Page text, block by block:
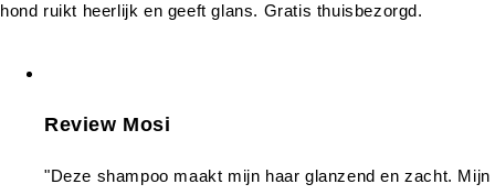
Review Mosi
"Deze shampoo maakt mijn haar glanzend en zacht. Mijn